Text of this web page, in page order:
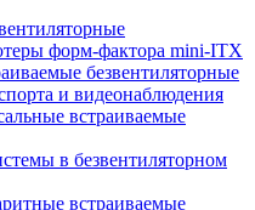
форм-фактора mini-ITX
безвентиляторные
и видеонаблюдения
встраиваемые
в безвентиляторном
встраиваемые